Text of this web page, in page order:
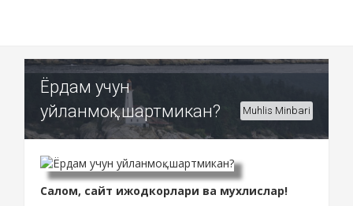
Ёрдам учун
уйланмоқ...шартмикан?
Muhlis Minbari
Салом, сайт ижодкорлари ва мухлислар!